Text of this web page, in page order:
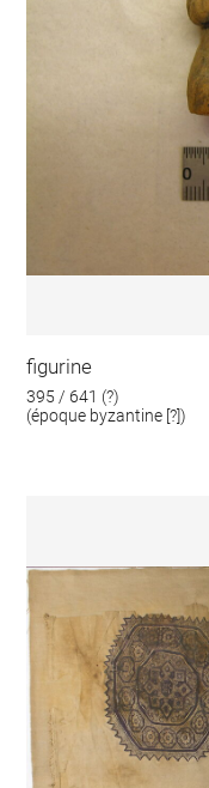
figurine
395 / 641 (?)
(époque byzantine [?])